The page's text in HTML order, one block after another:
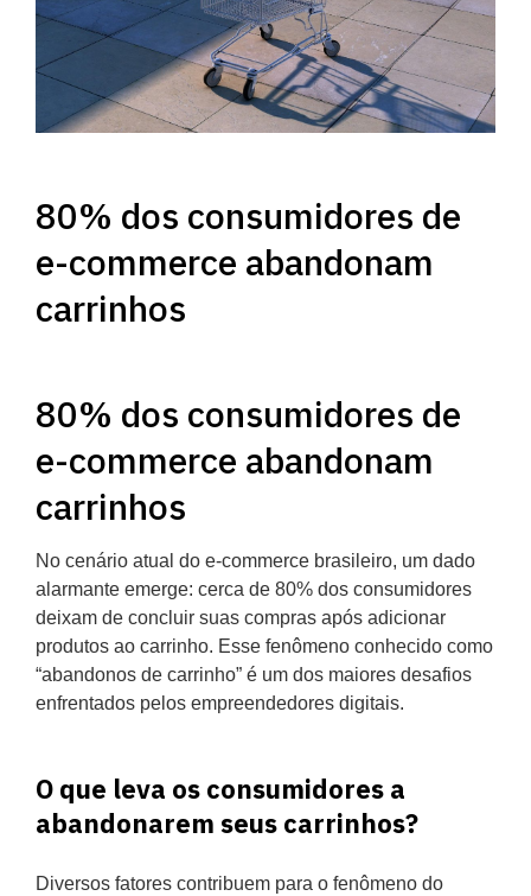
80% dos consumidores de
e-commerce abandonam
carrinhos
80% dos consumidores de
e-commerce abandonam
carrinhos
No cenário atual do e-commerce brasileiro, um dado
alarmante emerge: cerca de 80% dos consumidores
deixam de concluir suas compras após adicionar
produtos ao carrinho. Esse fenômeno conhecido como
“abandonos de carrinho” é um dos maiores desafios
enfrentados pelos empreendedores digitais.
O que leva os consumidores a
abandonarem seus carrinhos?
Diversos fatores contribuem para o fenômeno do